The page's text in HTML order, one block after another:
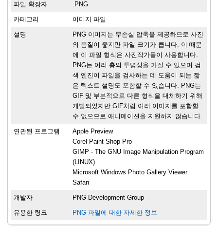
파일 확장자 .PNG
카테고리 이미지 파일
설명
PNG 이미지는 무손실 압축을 제공하므로 사진
의 품질이 좋지만 파일 크기가 큽니다. 이 때문
에 이 파일 형식은 사진작가들이 사용합니다.
PNG는 여러 층의 투명성을 가질 수 있으며 검
색 엔진이 파일을 검사하는 데 도움이 되는 짧
은 텍스트 설명도 포함할 수 있습니다. PNG는
GIF 및 부분적으로 다른 형식을 대체하기 위해
개발되었지만 GIF처럼 여러 이미지를 포함할
수 없으므로 애니메이션을 지원하지 않습니다.
연관된 프로그램
Apple Preview
Corel Paint Shop Pro
GIMP - The GNU Image Manipulation Program
(LINUX)
Microsoft Windows Photo Gallery Viewer
Safari
개발자 PNG Development Group
유용한 링크 PNG 파일에 대한 자세한 정보